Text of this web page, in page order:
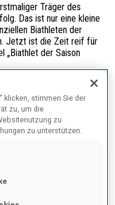
Träger des
Das ist nur eine kleine
Biathleten der
Jetzt ist die Zeit reif für
„Biathlet der Saison
in die Saison. In
streifte er sich das
gewann er mit Silber
am Ende der Saison
ihm steckt, als er sich
auch die
und im
klicken, stimmen Sie der
zu, um die
zu
zu unterstützen.